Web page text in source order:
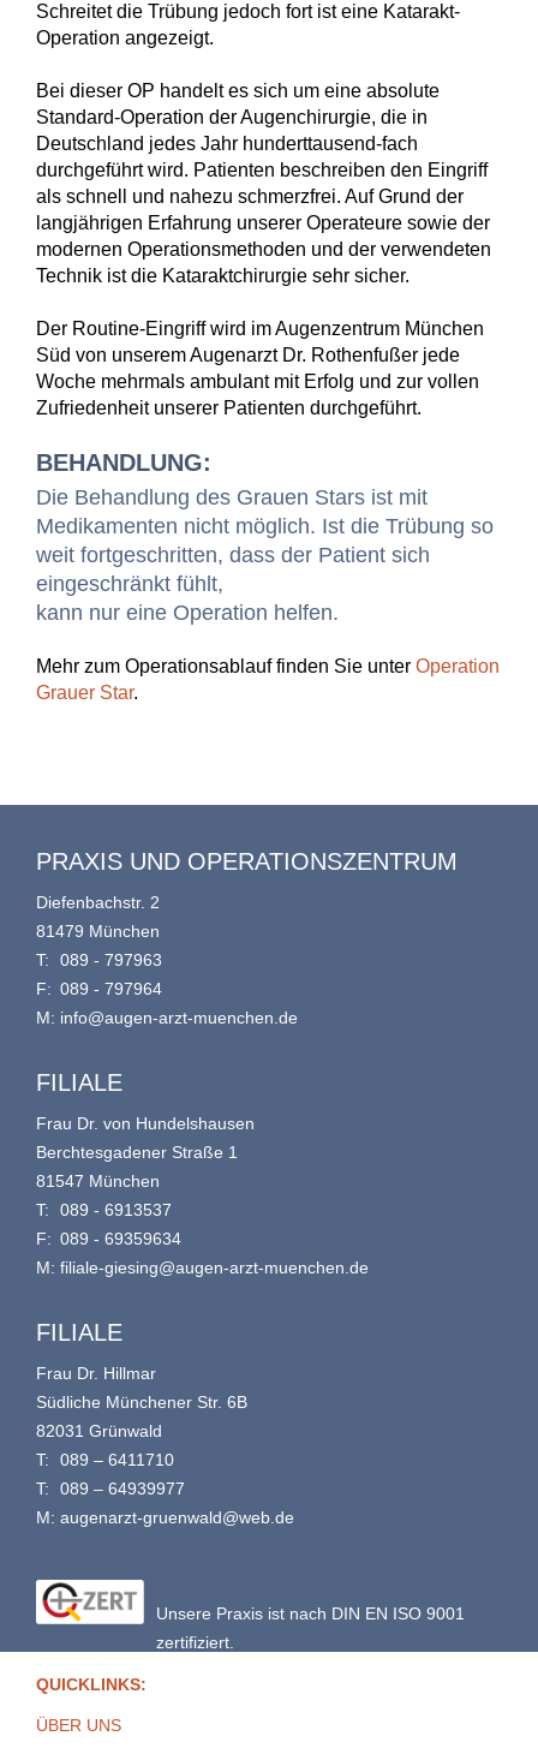
Schreitet die Trübung jedoch fort ist eine Katarakt-
Operation angezeigt.
Bei dieser OP handelt es sich um eine absolute
Standard-Operation der Augenchirurgie, die in
Deutschland jedes Jahr hunderttausend-fach
durchgeführt wird. Patienten beschreiben den Eingriff
als schnell und nahezu schmerzfrei. Auf Grund der
langjährigen Erfahrung unserer Operateure sowie der
modernen Operationsmethoden und der verwendeten
Technik ist die Kataraktchirurgie sehr sicher.
Der Routine-Eingriff wird im Augenzentrum München
Süd von unserem Augenarzt Dr. Rothenfußer jede
Woche mehrmals ambulant mit Erfolg und zur vollen
Zufriedenheit unserer Patienten durchgeführt.
BEHANDLUNG:
Die Behandlung des Grauen Stars ist mit
Medikamenten nicht möglich. Ist die Trübung so
weit fortgeschritten, dass der Patient sich
eingeschränkt fühlt,
kann nur eine Operation helfen.
Mehr zum Operationsablauf finden Sie unter Operation
Grauer Star.
PRAXIS UND OPERATIONSZENTRUM
Diefenbachstr. 2
81479 München
T:
089 - 797963
F: 089 - 797964
M: info@augen-arzt-muenchen.de
FILIALE
Frau Dr. von Hundelshausen
Berchtesgadener Straße 1
81547 München
T:
089 - 6913537
F: 089 - 69359634
M: filiale-giesing@augen-arzt-muenchen.de
FILIALE
Frau Dr. Hillmar
Südliche Münchener Str. 6B
82031 Grünwald
T:
089 – 6411710
T:
089 – 64939977
M: augenarzt-gruenwald@web.de
Unsere Praxis ist nach DIN EN ISO 9001
zertifiziert.
QUICKLINKS:
ÜBER UNS